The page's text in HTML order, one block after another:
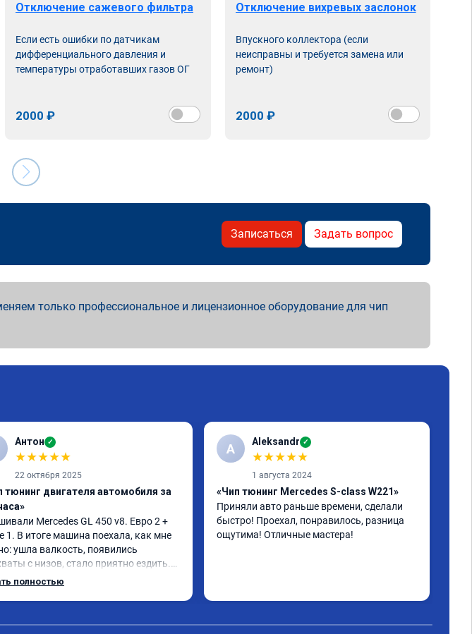
Отключение сажевого фильтра
Если есть ошибки по датчикам
дифференциального давления и
температуры отработавших газов ОГ
2000 ₽
Отключение вихревых заслонок
Впускного коллектора (если
неисправны и требуется замена или
ремонт)
2000 ₽
Записаться Задать вопрос
только профессиональное и лицензионное оборудование для чип
Антон ✓
★★★★★
22 октября 2025
тюнинг двигателя автомобиля за
Mercedes GL 450 v8. Евро 2 +
1. В итоге машина поехала, как мне
ушла валкость, появились
с низов, стало приятно ездить.
из лучших трат, в авто! 🔥
полностью
A Aleksandr ✓
★★★★★
1 августа 2024
«Чип тюнинг Mercedes S-class W221»
Приняли авто раньше времени, сделали
быстро! Проехал, понравилось, разница
ощутима! Отличные мастера!